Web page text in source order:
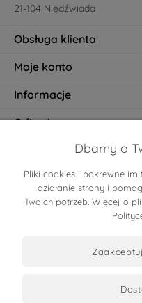
21-104 Niedźwiada
Obsługa klienta
Moje konto
Informacje
O firmie
Certyfikaty
Dbamy o
Pliki cookies i pokrewne
działanie strony i
Twoich potrzeb. Więcej o